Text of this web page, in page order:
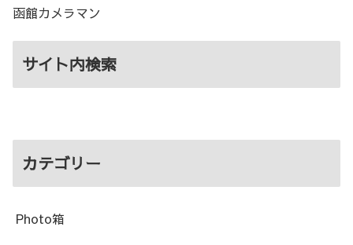
函館カメラマン
サイト内検索
カテゴリー
Photo箱